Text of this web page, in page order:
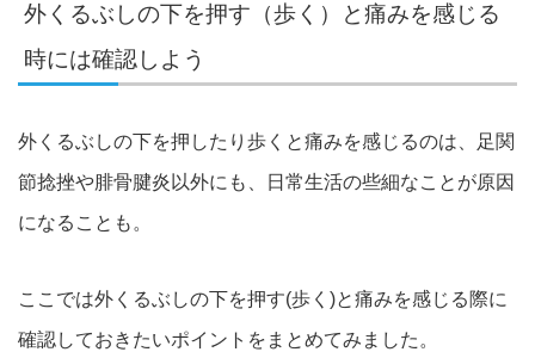
外くるぶしの下を押す（歩く）と痛みを感じる
時には確認し よう
外くるぶしの下を押したり歩くと痛みを感じるのは、足関
節捻挫や腓骨腱炎以外にも、日常生活の些細なことが原因
になることも。
ここでは外くるぶしの下を押す(歩く)と痛みを感じる際に
確認しておきたいポイントをまとめてみました。